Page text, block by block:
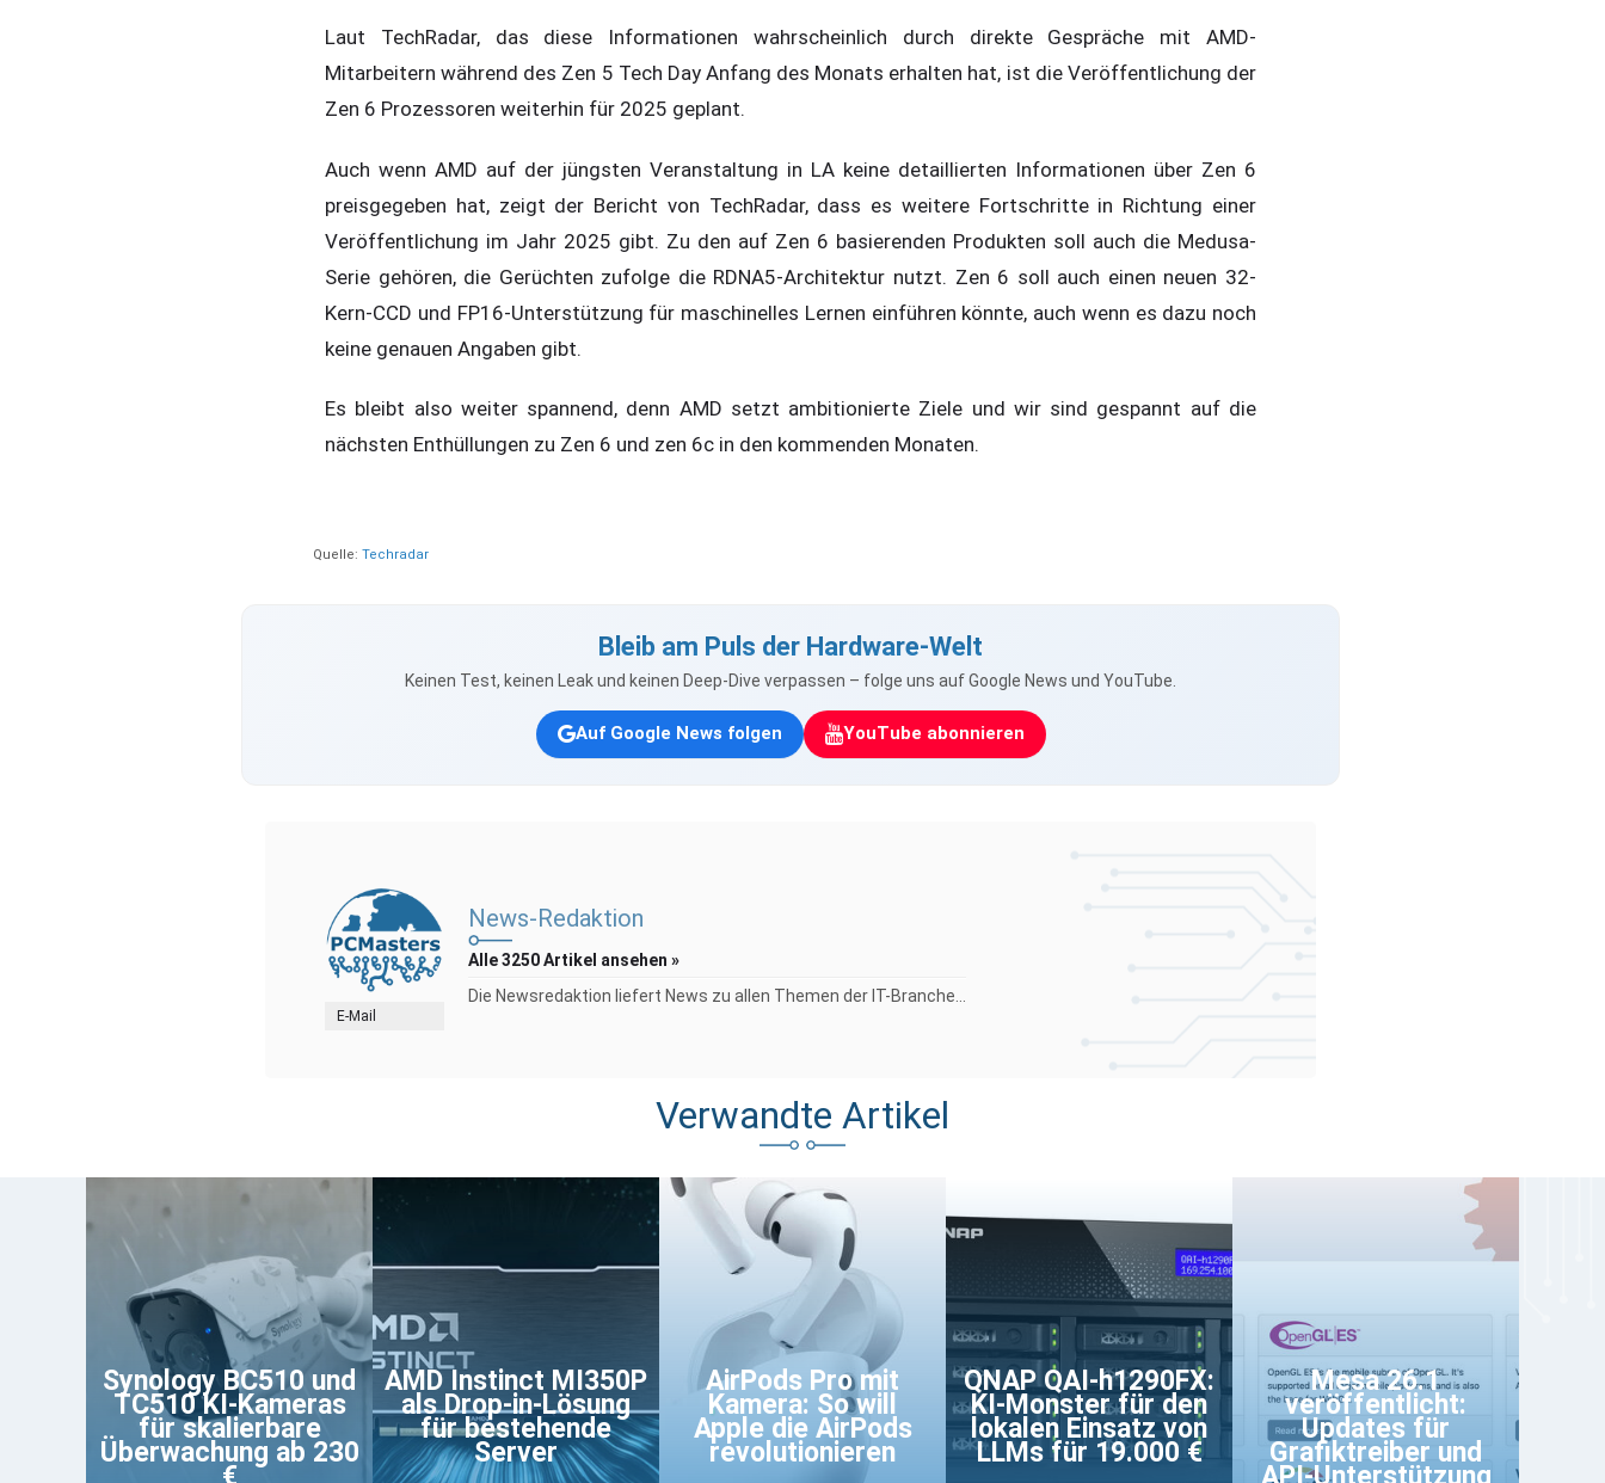
Laut TechRadar, das diese Informationen wahrscheinlich durch direkte Gespräche mit AMD-
Mitarbeitern während des Zen 5 Tech Day Anfang des Monats erhalten hat, ist die Veröffentlichung der
Zen 6 Prozessoren weiterhin für 2025 geplant.
Auch wenn AMD auf der jüngsten Veranstaltung in LA keine detaillierten Informationen über Zen 6
preisgegeben hat, zeigt der Bericht von TechRadar, dass es weitere Fortschritte in Richtung einer
Veröffentlichung im Jahr 2025 gibt. Zu den auf Zen 6 basierenden Produkten soll auch die Medusa-
Serie gehören, die Gerüchten zufolge die RDNA5-Architektur nutzt. Zen 6 soll auch einen neuen 32-
Kern-CCD und FP16-Unterstützung für maschinelles Lernen einführen könnte, auch wenn es dazu noch
keine genauen Angaben gibt.
Es bleibt also weiter spannend, denn AMD setzt ambitionierte Ziele und wir sind gespannt auf die
nächsten Enthüllungen zu Zen 6 und zen 6c in den kommenden Monaten.
Quelle: Techradar
Bleib am Puls der Hardware-Welt
Keinen Test, keinen Leak und keinen Deep-Dive verpassen – folge uns auf Google News und YouTube.
Auf Google News folgen YouTube abonnieren
E-Mail
News-Redaktion
Alle 3250 Artikel ansehen »
Die Newsredaktion liefert News zu allen Themen der IT-Branche...
Verwandte Artikel
Synology BC510 und
TC510 KI-Kameras
für skalierbare
Überwachung ab 230
€
AMD Instinct MI350P
als Drop-in-Lösung
für bestehende
Server
AirPods Pro mit
Kamera: So will
Apple die AirPods
revolutionieren
QNAP QAI-h1290FX:
KI-Monster für den
lokalen Einsatz von
LLMs für 19.000 €
Mesa 26.1
veröffentlicht:
Updates für
Grafiktreiber und
API-Unterstützung